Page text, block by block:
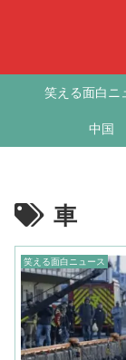
笑える面白ニ
中国
車
笑える面白ニュース